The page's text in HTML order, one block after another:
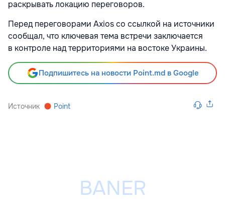
раскрывать локацию переговоров.
Перед переговорами Axios со ссылкой на источники
сообщал, что ключевая тема встречи заключается
в контроле над территориями на востоке Украины.
Подпишитесь на новости Point.md в Google
Источник Point